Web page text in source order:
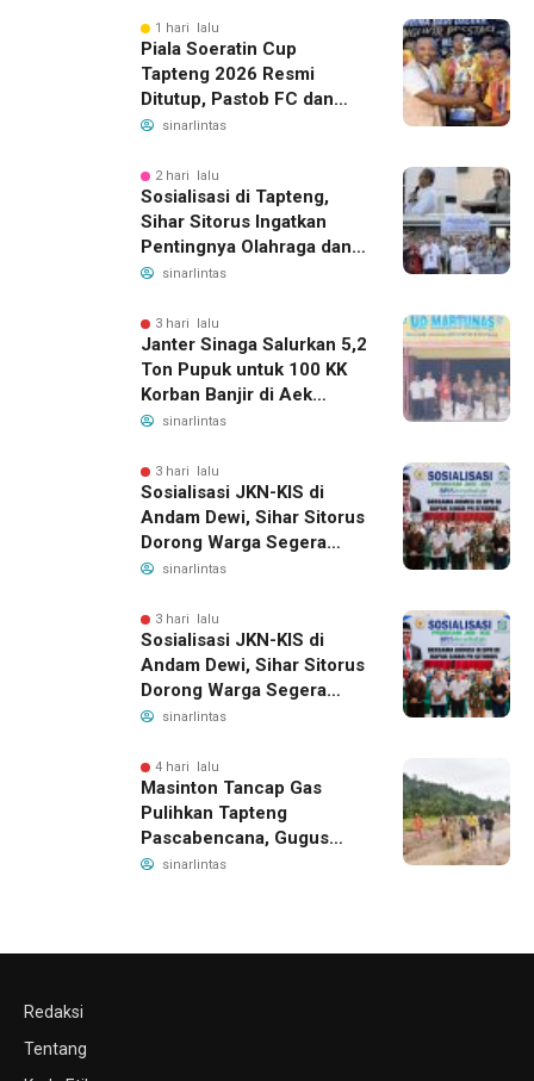
Juta
1 hari lalu
Piala Soeratin Cup
Tapteng 2026 Resmi
Ditutup, Pastob FC dan
Sahata FC Barus Raih
sinarlintas
2 hari lalu
Sosialisasi di Tapteng,
Sihar Sitorus Ingatkan
Pentingnya Olahraga dan
Deteksi Dini Penyakit
sinarlintas
3 hari lalu
Janter Sinaga Salurkan 5,2
Ton Pupuk untuk 100 KK
Korban Banjir di Aek
Horsik
sinarlintas
3 hari lalu
Sosialisasi JKN-KIS di
Andam Dewi, Sihar Sitorus
Dorong Warga Segera
Daftar BPJS Kesehatan
sinarlintas
3 hari lalu
Sosialisasi JKN-KIS di
Andam Dewi, Sihar Sitorus
Dorong Warga Segera
Daftar BPJS Kesehatan
sinarlintas
4 hari lalu
Masinton Tancap Gas
Pulihkan Tapteng
Pascabencana, Gugus
Tugas SAHATA SAOLOAN
sinarlintas
Redaksi
Tentang